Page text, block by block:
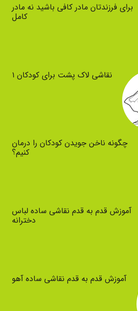
برای فرزندتان مادر کافی باشید نه مادر
کامل
نقاشی لاک پشت برای کودکان ۱
چگونه ناخن جویدن کودکان را درمان
کنیم؟
آموزش قدم به قدم نقاشی ساده لباس
دخترانه
آموزش قدم به قدم نقاشی ساده آهو